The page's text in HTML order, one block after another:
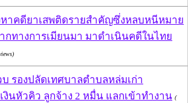
าคดียาเสพติดรายสำคัญซึ่งหลบหนีหมาย
กทางการเมียนมา มาดำเนินคดีในไทย
รองปลัดเทศบาลตำบลหล่มเก่า
งินหัวคิว ลูกจ้าง 2 หมื่น แลกเข้าทำงาน (